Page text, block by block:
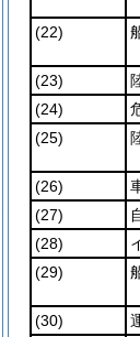
(22)
(23)
(24)
(25)
(26)
(27)
(28)
(29)
(30)